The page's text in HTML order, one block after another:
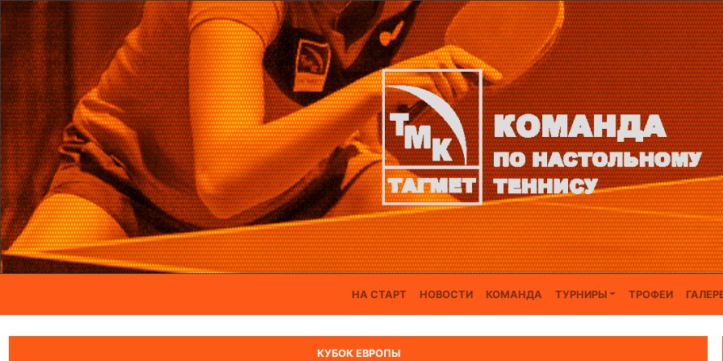
НА СТАРТ НОВОСТИ КОМАНДА ТУРНИРЫ ТРОФЕИ
КУБОК ЕВРОПЫ